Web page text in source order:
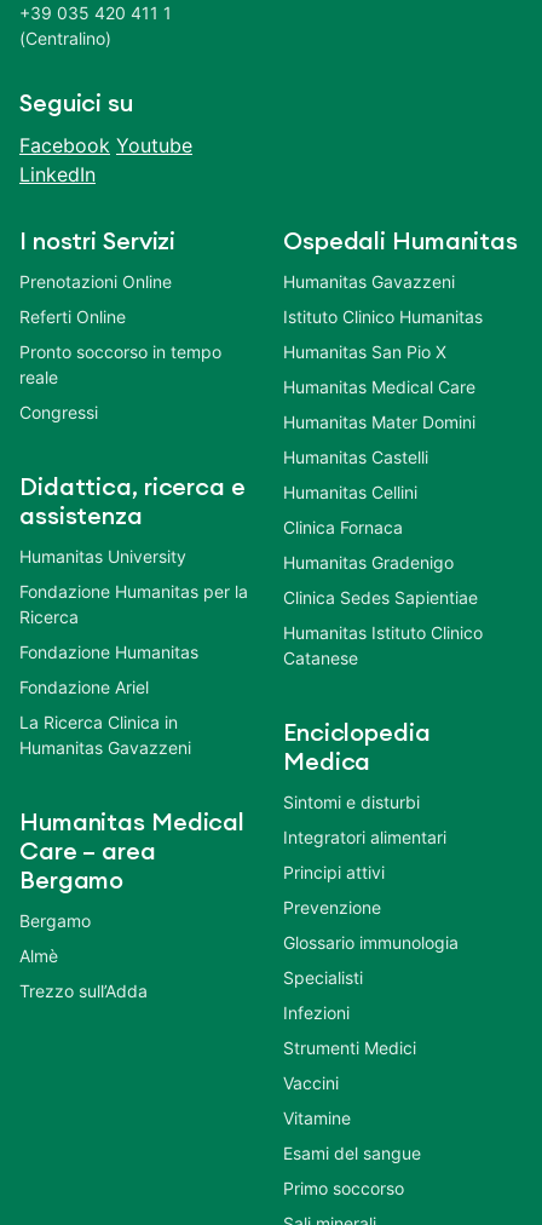
+39 035 420 411 1
(Centralino)
Seguici su
Facebook Youtube
LinkedIn
I nostri Servizi
Prenotazioni Online
Referti Online
Pronto soccorso in tempo
reale
Congressi
Didattica, ricerca e
assistenza
Humanitas University
Fondazione Humanitas per la
Ricerca
Fondazione Humanitas
Fondazione Ariel
La Ricerca Clinica in
Humanitas Gavazzeni
Humanitas Medical
Care – area
Bergamo
Bergamo
Almè
Trezzo sull’Adda
Ospedali Humanitas
Humanitas Gavazzeni
Istituto Clinico Humanitas
Humanitas San Pio X
Humanitas Medical Care
Humanitas Mater Domini
Humanitas Castelli
Humanitas Cellini
Clinica Fornaca
Humanitas Gradenigo
Clinica Sedes Sapientiae
Humanitas Istituto Clinico
Catanese
Enciclopedia
Medica
Sintomi e disturbi
Integratori alimentari
Principi attivi
Prevenzione
Glossario immunologia
Specialisti
Infezioni
Strumenti Medici
Vaccini
Vitamine
Esami del sangue
Primo soccorso